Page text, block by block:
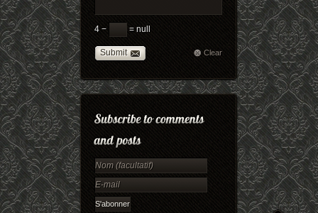
4 − = null
Submit Clear